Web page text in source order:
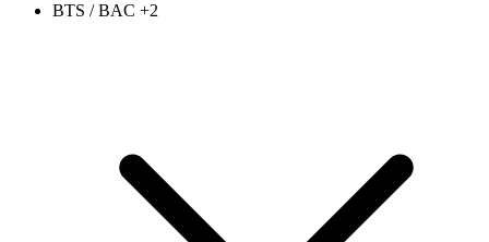
BTS / BAC +2